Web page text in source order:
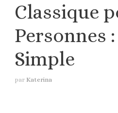
Classique
Personnes
Simple
par Katerina